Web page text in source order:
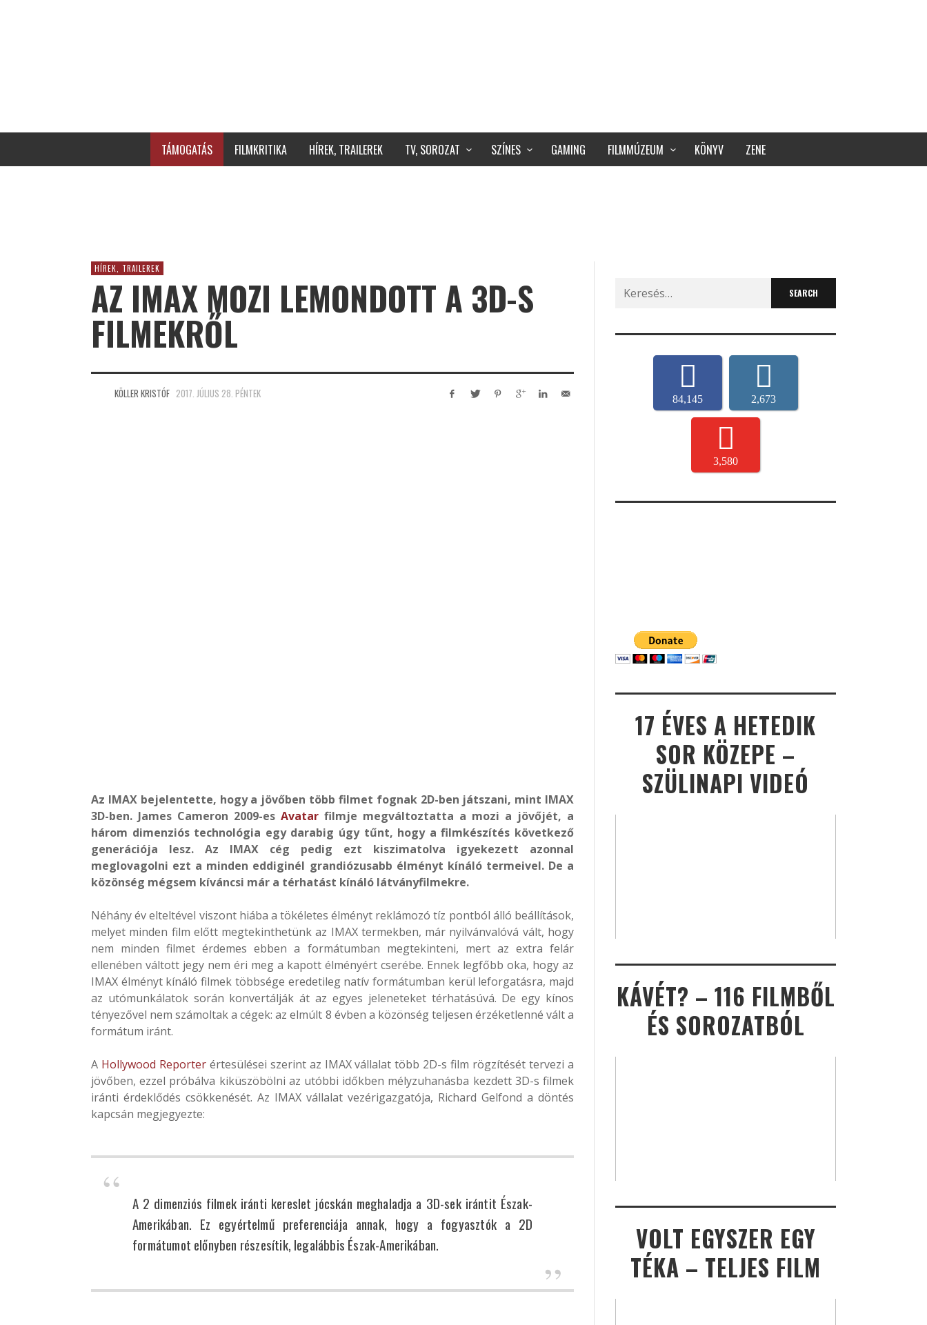
TÁMOGATÁS FILMKRITIKA HÍREK, TRAILEREK TV, SOROZAT SZÍNES GAMING FILMMÚZEUM KÖNYV ZENE
HÍREK, TRAILEREK
AZ IMAX MOZI LEMONDOTT A 3D-S
FILMEKRŐL
KÖLLER KRISTÓF 2017. JÚLIUS 28. PÉNTEK
Az IMAX bejelentette, hogy a jövőben több filmet fognak 2D-ben játszani, mint IMAX
3D-ben. James Cameron 2009-es Avatar filmje megváltoztatta a mozi a jövőjét, a
három dimenziós technológia egy darabig úgy tűnt, hogy a filmkészítés következő
generációja lesz. Az IMAX cég pedig ezt kiszimatolva igyekezett azonnal
meglovagolni ezt a minden eddiginél grandiózusabb élményt kínáló termeivel. De a
közönség mégsem kíváncsi már a térhatást kínáló látványfilmekre.
Néhány év elteltével viszont hiába a tökéletes élményt reklámozó tíz pontból álló beállítások,
melyet minden film előtt megtekinthetünk az IMAX termekben, már nyilvánvalóvá vált, hogy
nem minden filmet érdemes ebben a formátumban megtekinteni, mert az extra felár
ellenében váltott jegy nem éri meg a kapott élményért cserébe. Ennek legfőbb oka, hogy az
IMAX élményt kínáló filmek többsége eredetileg natív formátumban kerül leforgatásra, majd
az utómunkálatok során konvertálják át az egyes jeleneteket térhatásúvá. De egy kínos
tényezővel nem számoltak a cégek: az elmúlt 8 évben a közönség teljesen érzéketlenné vált a
formátum iránt.
A Hollywood Reporter értesülései szerint az IMAX vállalat több 2D-s film rögzítését tervezi a
jövőben, ezzel próbálva kiküszöbölni az utóbbi időkben mélyzuhanásba kezdett 3D-s filmek
iránti érdeklődés csökkenését. Az IMAX vállalat vezérigazgatója, Richard Gelfond a döntés
kapcsán megjegyezte:
A 2 dimenziós filmek iránti kereslet jócskán meghaladja a 3D-sek irántit Észak-
Amerikában. Ez egyértelmű preferenciája annak, hogy a fogyasztók a 2D
formátumot előnyben részesítik, legalábbis Észak-Amerikában.
Search
for:
84,145 2,673
3,580
17 ÉVES A HETEDIK
SOR KÖZEPE –
SZÜLINAPI VIDEÓ
KÁVÉT? – 116 FILMBŐL
ÉS SOROZATBÓL
VOLT EGYSZER EGY
TÉKA – TELJES FILM